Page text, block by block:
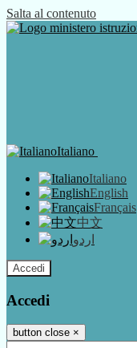
Salta al contenuto
Italiano
Italiano
English
Français
中文
اردو
Accedi
Accedi
button close ×